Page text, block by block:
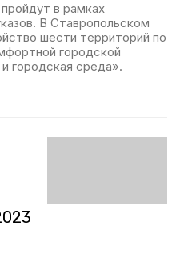
в рамках
В Ставропольском
шести территорий по
городской
городская среда».